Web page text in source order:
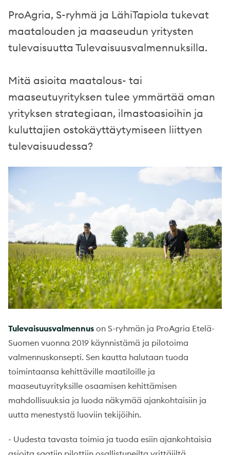
ProAgria, S-ryhmä ja LähiTapiola tukevat
maatalouden ja maaseudun yritysten
tulevaisuutta Tulevaisuusvalmennuksilla.
Mitä asioita maatalous- tai
maaseutuyrityksen tulee ymmärtää oman
yrityksen strategiaan, ilmastoasioihin ja
kuluttajien ostokäyttäytymiseen liittyen
tulevaisuudessa?
Tulevaisuusvalmennus on S-ryhmän ja ProAgria Etelä-
Suomen vuonna 2019 käynnistämä ja pilotoima
valmennuskonsepti. Sen kautta halutaan tuoda
toimintaansa kehittäville maatiloille ja
maaseutuyrityksille osaamisen kehittämisen
mahdollisuuksia ja luoda näkymää ajankohtaisiin ja
uutta menestystä luoviin tekijöihin.
- Uudesta tavasta toimia ja tuoda esiin ajankohtaisia